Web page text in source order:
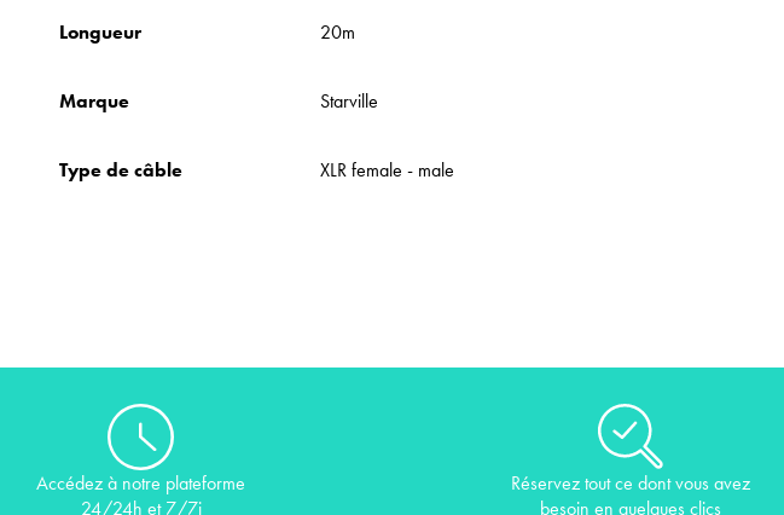
Longueur 20m
Marque Starville
Type de câble XLR female - male
Accédez à notre plateforme
24/24h et 7/7j
Réservez tout ce dont vous avez
besoin en quelques clics